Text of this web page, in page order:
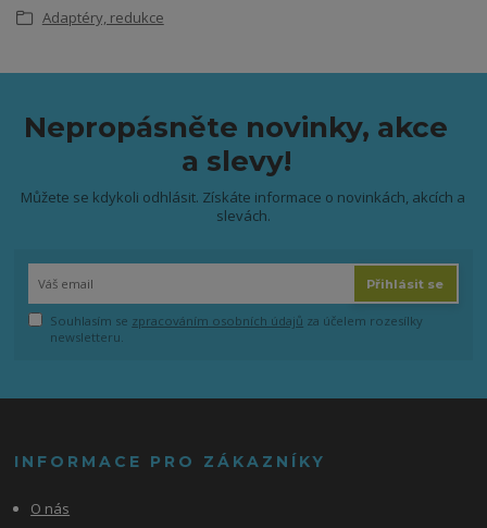
Adaptéry, redukce
Nepropásněte novinky, akce
a slevy!
Můžete se kdykoli odhlásit. Získáte informace o novinkách, akcích a
slevách.
Přihlásit se
Souhlasím se zpracováním osobních údajů za účelem rozesílky
newsletteru.
INFORMACE PRO ZÁKAZNÍKY
O nás